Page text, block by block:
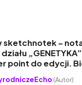
sketchnotek –
point do edycji.
(Autor)